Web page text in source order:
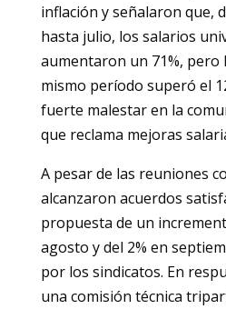
inflación y señalaron que,
hasta julio, los salarios
aumentaron un 71%, pero
mismo período superó el
fuerte malestar en la
que reclama mejoras
A pesar de las reuniones
alcanzaron acuerdos
propuesta de un
agosto y del 2% en
por los sindicatos. En
una comisión técnica